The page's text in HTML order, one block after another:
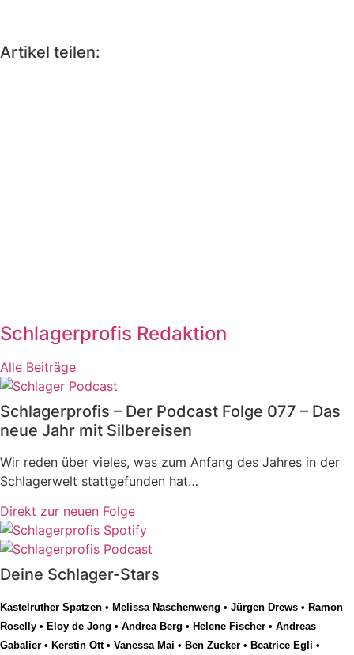
Artikel teilen:
Schlagerprofis Redaktion
Alle Beiträge
Schlagerprofis – Der Podcast Folge 077 – Das
neue Jahr mit Silbereisen
Wir reden über vieles, was zum Anfang des Jahres in der
Schlagerwelt stattgefunden hat…
Direkt zur neuen Folge
Deine Schlager-Stars
Kastelruther Spatzen • Melissa Naschenweng • Jürgen Drews • Ramon
Roselly • Eloy de Jong • Andrea Berg • Helene Fischer • Andreas
Gabalier • Kerstin Ott• Vanessa Mai • Ben Zucker • Beatrice Egli •